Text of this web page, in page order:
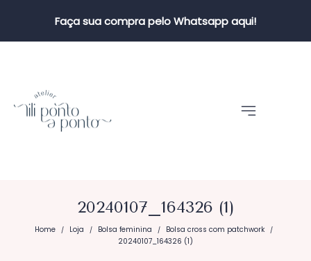
Faça sua compra pelo Whatsapp aqui!
20240107_164326 (1)
Home / Loja / Bolsa feminina / Bolsa cross com patchwork /
20240107_164326 (1)